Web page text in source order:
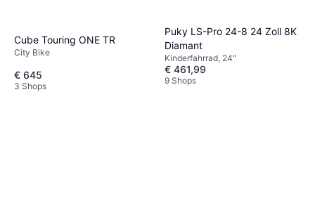
Cube Touring ONE TR
City Bike
€ 645
3 Shops
Puky LS-Pro 24-8 24 Zoll 8K
Diamant
Kinderfahrrad, 24"
€ 461,99
9 Shops